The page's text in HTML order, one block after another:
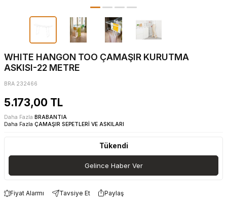
WHITE HANGON TOO ÇAMAŞIR KURUTMA
ASKISI-22 METRE
BRA 232466
5.173,00 TL
Daha Fazla BRABANTIA
Daha Fazla ÇAMAŞIR SEPETLERİ VE ASKILARI
Tükendi
Gelince Haber Ver
Fiyat Alarmı Tavsiye Et Paylaş